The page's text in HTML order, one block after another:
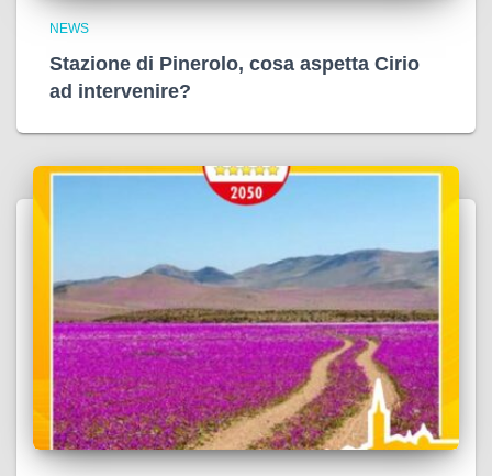
NEWS
Stazione di Pinerolo, cosa aspetta Cirio
ad intervenire?